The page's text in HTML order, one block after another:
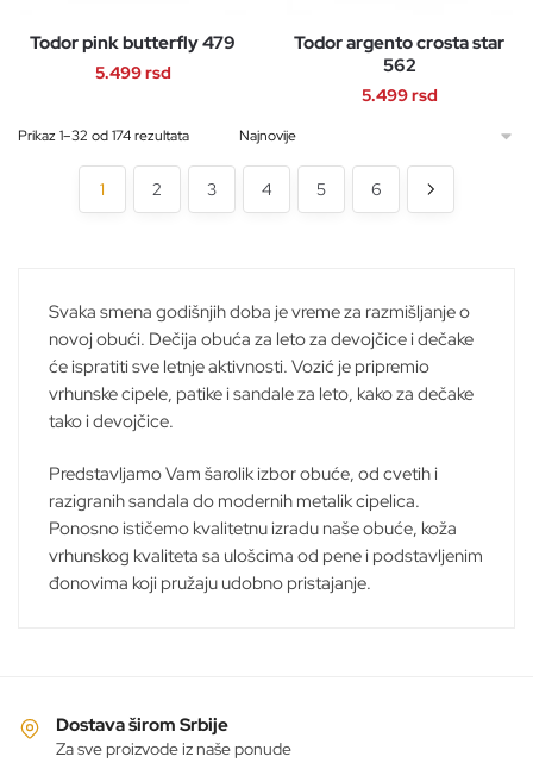
mogu
biti
na
proizvoda.
biti
izabrane
na
proizvoda.
Todor pink butterfly 479
5.499rsd
proizvod
ima
više
biti
izabrane
na
stranici
proizvoda.
Todor argento crosta star
562
5.499rsd
proizvod
više
mogu
biti
izabrane
na
Prikaz 1–32 od 174 rezultataSortirano
1 2 3 4 5 6
Svaka smena godišnjih doba je vreme za razmišljanje o
novoj obući. Dečija obuća za leto za devojčice i dečake
će ispratiti sve letnje aktivnosti. Vozić je pripremio
vrhunske cipele, patike i sandale za leto, kako za dečake
tako i devojčice.
Predstavljamo Vam šarolik izbor obuće, od cvetih i
razigranih sandala do modernih metalik cipelica.
Ponosno ističemo kvalitetnu izradu naše obuće, koža
vrhunskog kvaliteta sa ulošcima od pene i podstavljenim
đonovima koji pružaju udobno pristajanje.
Dostava širom Srbije
Za sve proizvode iz naše ponude